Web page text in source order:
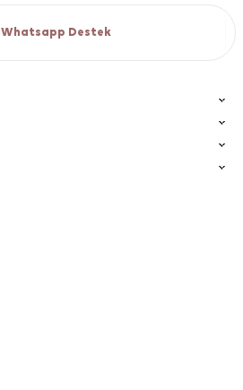
Whatsapp Destek